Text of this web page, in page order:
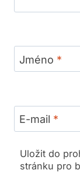
Jméno *
E-mail *
Uložit do
stránku pro